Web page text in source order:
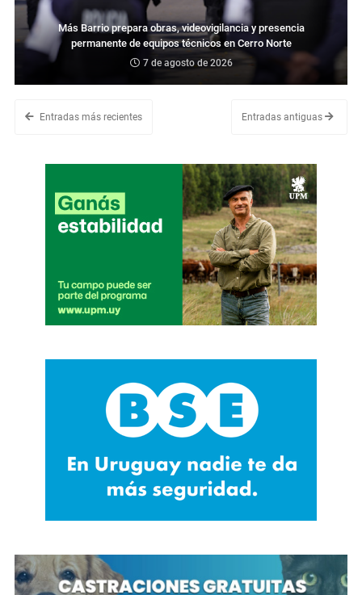
Más Barrio prepara obras, videovigilancia y presencia
permanente de equipos técnicos en Cerro Norte
7 de agosto de 2026
Entradas más recientes Entradas antiguas